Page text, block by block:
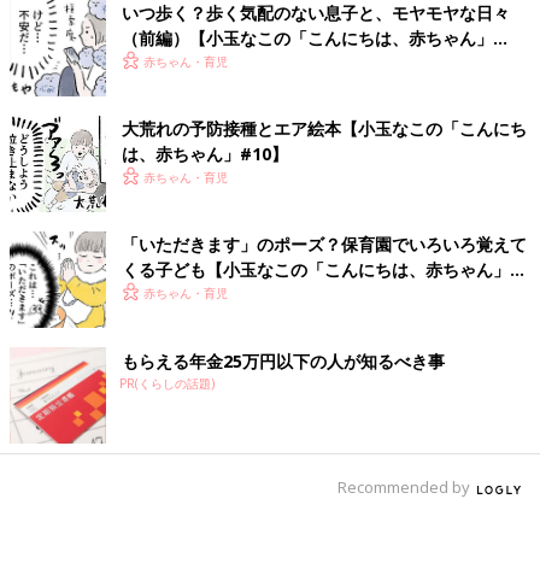
いつ歩く？歩く気配のない息子と、モヤモヤな日々
（前編）【小玉なこの「こんにちは、赤ちゃん」
#13】
赤ちゃん・育児
大荒れの予防接種とエア絵本【小玉なこの「こんにち
は、赤ちゃん」#10】
赤ちゃん・育児
「いただきます」のポーズ？保育園でいろいろ覚えて
くる子ども【小玉なこの「こんにちは、赤ちゃん」
#17】
赤ちゃん・育児
もらえる年金25万円以下の人が知るべき事
PR(くらしの話題)
Recommended by